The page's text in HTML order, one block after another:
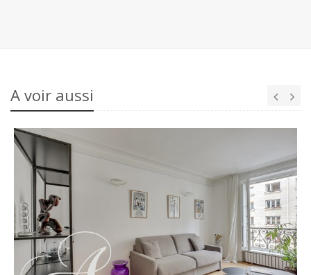
A voir aussi